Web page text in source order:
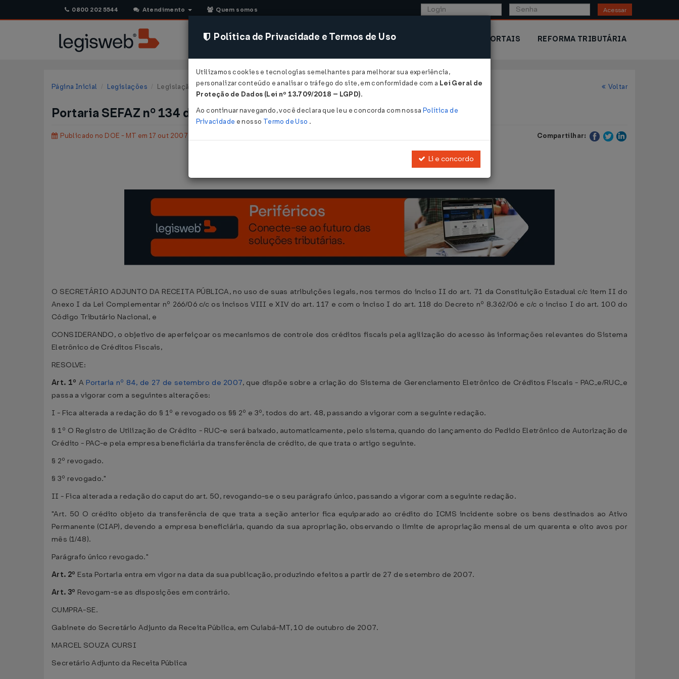
0800 202 5544 Atendimento Quem somos Acessar
CONSULTORIA SISTEMAS COMÉRCIO EXTERIOR PORTAIS REFORMA TRIBUTÁRIA
Página Inicial Legislações Legislação Estadual - Mato Grosso Voltar
Portaria SEFAZ nº 134 de 10/10/2007
Publicado no DOE - MT em 17 out 2007 Compartilhar:
Portaria nº 84, de 27 de setembro de 2007.
O SECRETÁRIO ADJUNTO DA RECEITA PÚBLICA, no uso de suas atribuições legais, nos termos do inciso II do art. 71 da Constituição Estadual c/c item II do
Anexo I da Lei Complementar nº 266/06 c/c os incisos VIII e XIV do art. 117 e com o inciso I do art. 118 do Decreto nº 8.362/06 e c/c o inciso I do art. 100 do
Código Tributário Nacional, e
CONSIDERANDO, o objetivo de aperfeiçoar os mecanismos de controle dos créditos fiscais pela agilização do acesso às informações relevantes do Sistema
Eletrônico de Créditos Fiscais,
RESOLVE:
Art. 1º A Portaria nº 84, de 27 de setembro de 2007, que dispõe sobre a criação do Sistema de Gerenciamento Eletrônico de Créditos Fiscais - PAC_e/RUC_e
passa a vigorar com a seguintes alterações:
I - Fica alterada a redação do § 1º e revogado os §§ 2º e 3º, todos do art. 48, passando a vigorar com a seguinte redação.
§ 1º O Registro de Utilização de Crédito - RUC-e será baixado, automaticamente, pelo sistema, quando do lançamento do Pedido Eletrônico de Autorização de
Crédito - PAC-e pela empresa beneficiária da transferência de crédito, de que trata o artigo seguinte.
§ 2º revogado.
§ 3º revogado."
II - Fica alterada a redação do caput do art. 50, revogando-se o seu parágrafo único, passando a vigorar com a seguinte redação.
"Art. 50 O crédito objeto da transferência de que trata a seção anterior fica equiparado ao crédito do ICMS incidente sobre os bens destinados ao Ativo
Permanente (CIAP), devendo a empresa beneficiária, quando da sua apropriação, observando o limite de apropriação mensal de um quarenta e oito avos por
mês (1/48).
Parágrafo único revogado."
Art. 2º Esta Portaria entra em vigor na data da sua publicação, produzindo efeitos a partir de 27 de setembro de 2007.
Art. 3º Revogam-se as disposições em contrário.
CUMPRA-SE.
Gabinete do Secretário Adjunto da Receita Pública, em Cuiabá-MT, 10 de outubro de 2007.
MARCEL SOUZA CURSI
Secretário Adjunto da Receita Pública
Política de Privacidade e Termos de Uso
Utilizamos cookies e tecnologias semelhantes para melhorar sua experiência,
personalizar conteúdo e analisar o tráfego do site, em conformidade com a Lei Geral de
Proteção de Dados (Lei nº 13.709/2018 – LGPD).
Ao continuar navegando, você declara que leu e concorda com nossa Política de
Privacidade e nosso Termo de Uso .
Li e concordo